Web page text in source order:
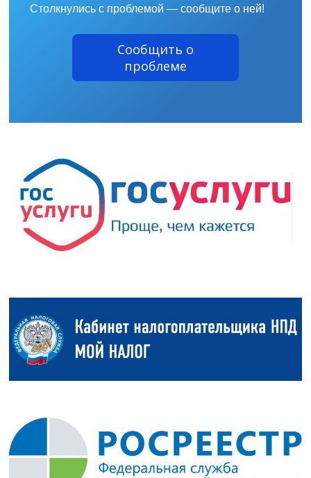
Столкнулись с проблемой — сообщите о ней!
Сообщить о
проблеме